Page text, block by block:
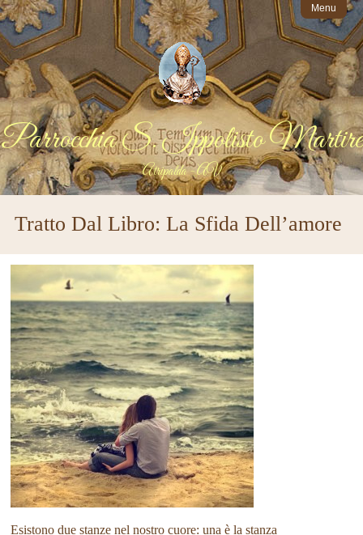
Menu
Parrocchia S. Ippolisto Martire
Atripalda - AV
Tratto Dal Libro: La Sfida Dell’amore
Esistono due stanze nel nostro cuore: una è la stanza